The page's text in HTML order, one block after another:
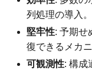
列処理の導入。
堅牢性: 予期せ
復できるメカニ
可観測性: 構成